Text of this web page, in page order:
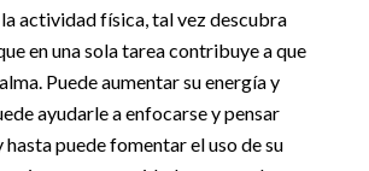
actividad física, tal vez descubra
en una sola tarea contribuye a que
Puede aumentar su energía y
ayudarle a enfocarse y pensar
hasta puede fomentar el uso de su